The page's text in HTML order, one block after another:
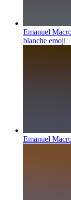
Emanuel
blanche emoji
Emanuel